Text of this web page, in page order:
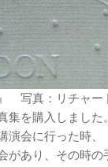
写真：リチャー
集を購入しました。
演会に行った時、
があり、その時の